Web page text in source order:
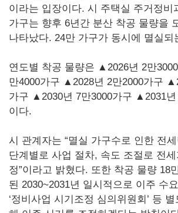
이라는 입장이다. 시 주택실 주거정비
가구는 향후 6년간 분산 착공 물량을
나타났다. 24만 가구가 동시에 멸실되
연도별 착공 물량은 ▲2026년 2만
만4000가구 ▲2028년 2만2000가구
가구 ▲2030년 7만3000가구 ▲2031년
이다.
시 관계자는 “멸실 가구수로 인한 전
단계별로 사업 절차, 속도 조절로 전
정”이라고 밝혔다. 또한 착공 물량 18
된 2030~2031년 일시적으로 이주 수
‘정비사업 시기조정 심의위원회’ 등